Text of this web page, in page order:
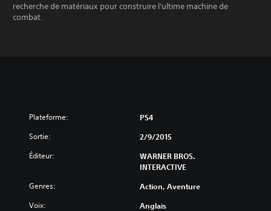
recherche de matériaux pour construire l'ultime machine de
combat.
Plateforme: PS4
Sortie: 2/9/2015
Éditeur:
WARNER BROS.
INTERACTIVE
Genres: Action, Aventure
Voix: Anglais